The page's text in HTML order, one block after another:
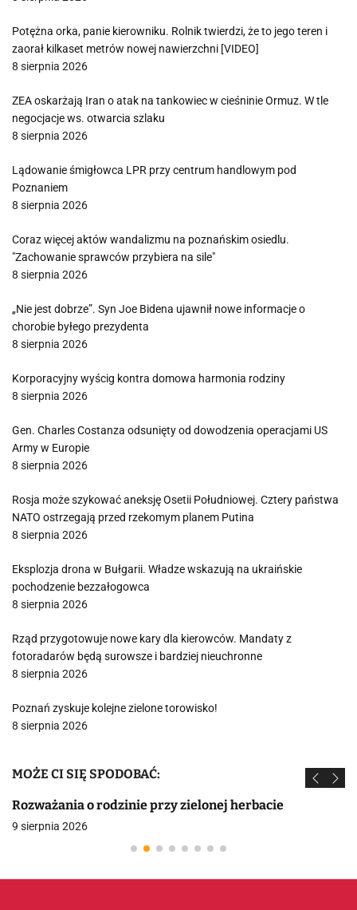
Potężna orka, panie kierowniku. Rolnik twierdzi, że to jego teren i
zaorał kilkaset metrów nowej nawierzchni [VIDEO]
8 sierpnia 2026
ZEA oskarżają Iran o atak na tankowiec w cieśninie Ormuz. W tle
negocjacje ws. otwarcia szlaku
8 sierpnia 2026
Lądowanie śmigłowca LPR przy centrum handlowym pod
Poznaniem
8 sierpnia 2026
Coraz więcej aktów wandalizmu na poznańskim osiedlu.
"Zachowanie sprawców przybiera na sile"
8 sierpnia 2026
„Nie jest dobrze”. Syn Joe Bidena ujawnił nowe informacje o
chorobie byłego prezydenta
8 sierpnia 2026
Korporacyjny wyścig kontra domowa harmonia rodziny
8 sierpnia 2026
Gen. Charles Costanza odsunięty od dowodzenia operacjami US
Army w Europie
8 sierpnia 2026
Rosja może szykować aneksję Osetii Południowej. Cztery państwa
NATO ostrzegają przed rzekomym planem Putina
8 sierpnia 2026
Eksplozja drona w Bułgarii. Władze wskazują na ukraińskie
pochodzenie bezzałogowca
8 sierpnia 2026
Rząd przygotowuje nowe kary dla kierowców. Mandaty z
fotoradarów będą surowsze i bardziej nieuchronne
8 sierpnia 2026
Poznań zyskuje kolejne zielone torowisko!
8 sierpnia 2026
MOŻE CI SIĘ SPODOBAĆ:
Rozważania o rodzinie przy zielonej herbacie
9 sierpnia 2026